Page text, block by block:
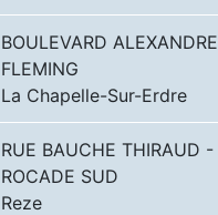
BOULEVARD ALEXANDRE
FLEMING
La Chapelle-Sur-Erdre
RUE BAUCHE THIRAUD -
ROCADE SUD
Reze